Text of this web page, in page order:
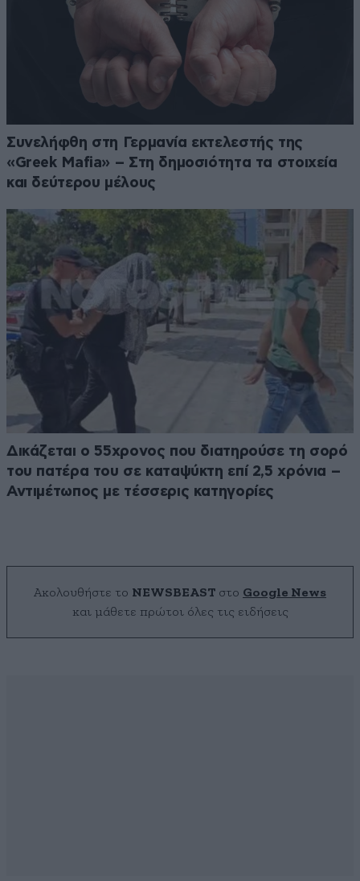
Συνελήφθη στη Γερμανία εκτελεστής της
«Greek Mafia» – Στη δημοσιότητα τα στοιχεία
και δεύτερου μέλους
Δικάζεται ο 55χρονος που διατηρούσε τη σορό
του πατέρα του σε καταψύκτη επί 2,5 χρόνια –
Αντιμέτωπος με τέσσερις κατηγορίες
Ακολουθήστε το NEWSBEAST στο Google News
και μάθετε πρώτοι όλες τις ειδήσεις